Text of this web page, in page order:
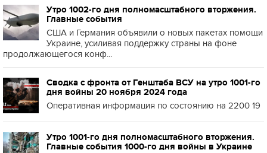
Утро 1002-го дня полномасштабного вторжения.
Главные события
США и Германия объявили о новых пакетах помощи
Украине, усиливая поддержку страны на фоне
продолжающегося конф...
Сводка с фронта от Генштаба ВСУ на утро 1001-го
дня войны 20 ноября 2024 года
Оперативная информация по состоянию на 2200 19
Утро 1001-го дня полномасштабного вторжения.
Главные события 1000-го дня войны в Украине